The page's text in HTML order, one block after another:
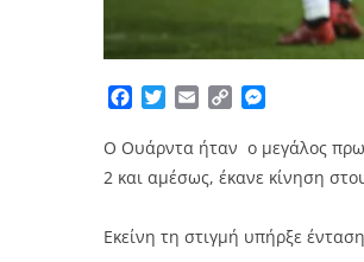
Facebook
TwitterEmailCopy
Ο Ουάρντα ήταν ο μεγάλος
2 και αμέσως, έκανε κίνηση
Εκείνη τη στιγμή υπήρξε